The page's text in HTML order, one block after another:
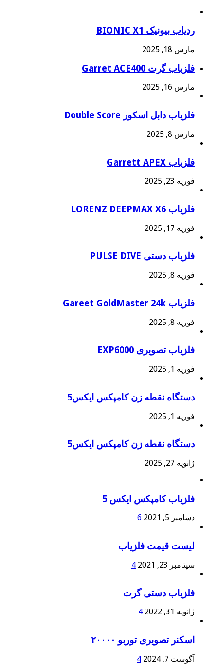
ردیاب بیونیک BIONIC X1
مارس 18, 2025
فلزیاب گرت Garret ACE400
مارس 16, 2025
فلزیاب دابل اسکور Double Score
مارس 8, 2025
فلزیاب Garrett APEX
فوریه 23, 2025
فلزیاب LORENZ DEEPMAX X6
فوریه 17, 2025
فلزیاب دستی PULSE DIVE
فوریه 8, 2025
فلزیاب Gareet GoldMaster 24k
فوریه 8, 2025
فلزیاب تصویری EXP6000
فوریه 1, 2025
دستگاه نقطه زن کامپکس ایکس5
فوریه 1, 2025
دستگاه نقطه زن کامپکس ایکس5
ژانویه 27, 2025
فلزیاب کامپکس ایکس 5
دسامبر 5, 2021 6
لیست قیمت فلزیاب
سپتامبر 23, 2021 4
فلزیاب دستی گرت
ژانویه 31, 2022 4
اسکنر تصویری توربو ۲۰۰۰۰
آگوست 7, 2024 4